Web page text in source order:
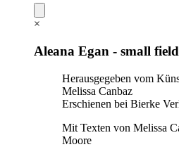
×
Aleana Egan - small field
Herausgegeben vom
Melissa Canbaz
Erschienen bei Bierke
Mit Texten von Melissa
Moore